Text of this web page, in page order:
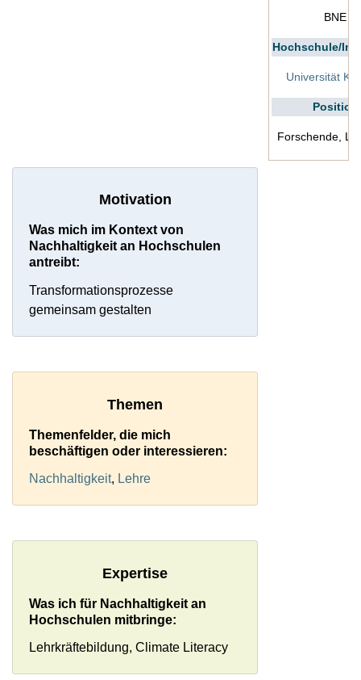
BNE
Hochschule/
Universität
Position
Forschende,
Motivation
Was mich im Kontext von
Nachhaltigkeit an Hochschulen
antreibt:
Transformationsprozesse
gemeinsam gestalten
Themen
Themenfelder, die mich
beschäftigen oder interessieren:
Nachhaltigkeit, Lehre
Expertise
Was ich für Nachhaltigkeit an
Hochschulen mitbringe:
Lehrkräftebildung, Climate Literacy